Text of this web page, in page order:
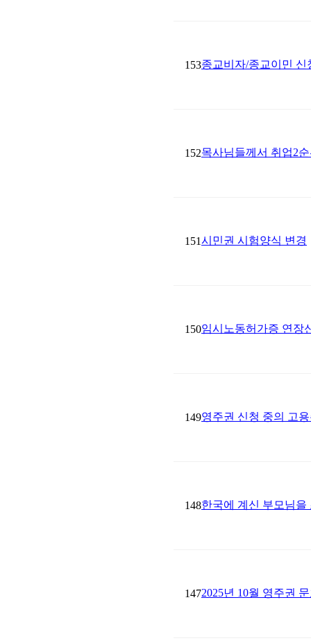
153종교비자/종교이민 신
152목사님들께서 취업2
151시민권 시험양식 변경
150임시노동허가증 연장
149영주권 신청 중의 고
148한국에 계신 부모님을
1472025년 10월 영주권